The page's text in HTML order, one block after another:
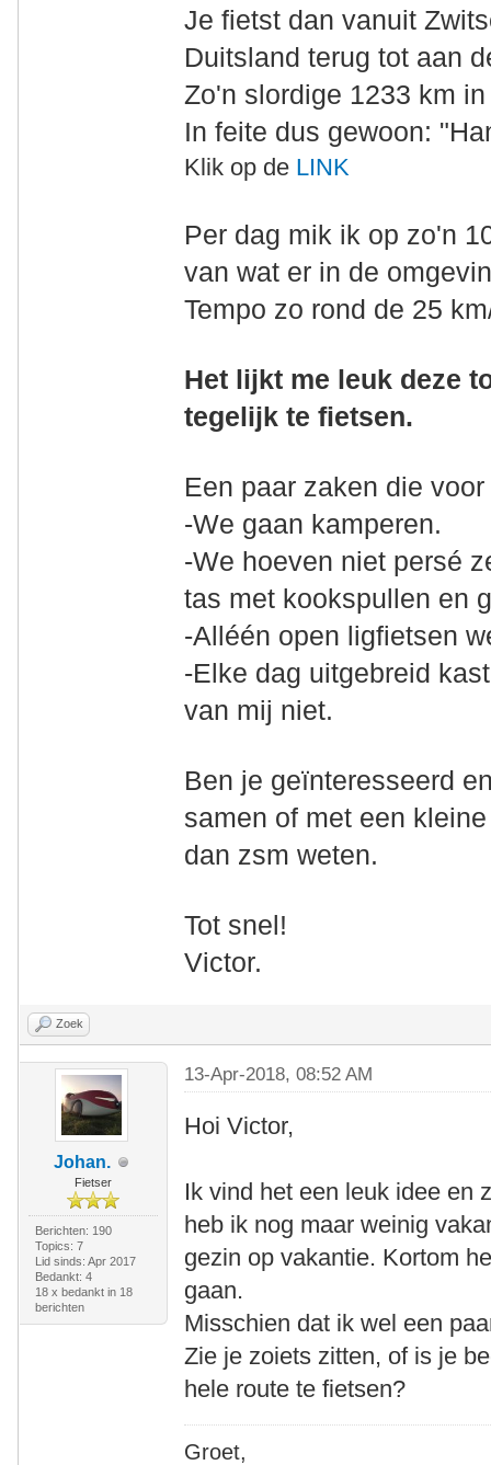
Je fietst dan vanuit
Duitsland terug tot aan
Zo'n slordige 1233 km
In feite dus gewoon:
Klik op de LINK
Per dag mik ik op zo'n
van wat er in de
Tempo zo rond de 25
Het lijkt me leuk deze
tegelijk te fietsen.
Een paar zaken die
-We gaan kamperen.
-We hoeven niet persé
tas met kookspullen en
-Alléén open ligfietsen
-Elke dag uitgebreid
van mij niet.
Ben je geïnteresseerd
samen of met een
dan zsm weten.
Tot snel!
Victor.
Zoek
Johan.
Fietser
Berichten: 190
Topics: 7
Lid sinds: Apr 2017
Bedankt: 4
18 x bedankt in 18
berichten
13-Apr-2018, 08:52 AM
Hoi Victor,
Ik vind het een leuk idee en
heb ik nog maar weinig
gezin op vakantie. Kortom
gaan.
Misschien dat ik wel een
Zie je zoiets zitten, of is je
hele route te fietsen?
Groet,